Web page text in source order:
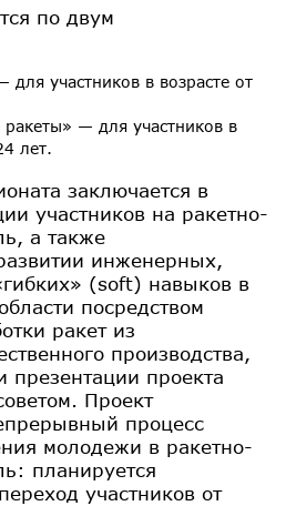
по двум
участников в возрасте от
— для участников в
лет.
заключается в
участников на ракетно-
а также
инженерных,
(soft) навыков в
посредством
ракет из
производства,
презентации проекта
Проект
процесс
молодежи в ракетно-
планируется
участников от